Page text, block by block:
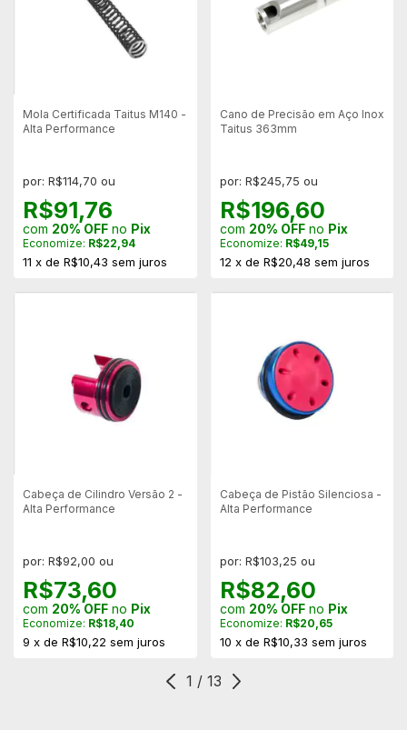
Mola Certificada Taitus M140 -
Alta Performance
por: R$114,70 ou
R$91,76
com 20% OFF no Pix
Economize: R$22,94
11 x de R$10,43 sem juros
Cano de Precisão em Aço Inox
Taitus 363mm
por: R$245,75 ou
R$196,60
com 20% OFFno Pix
Economize: R$49,15
12 x de R$20,48 sem juros
Cabeça de Cilindro Versão 2 -
Alta Performance
por: R$92,00 ou
R$73,60
com 20% OFF no Pix
Economize: R$18,40
9 x de R$10,22 sem juros
Cabeça de Pistão Silenciosa -
Alta Performance
por: R$103,25 ou
R$82,60
com 20% OFFno Pix
Economize: R$20,65
10 x de R$10,33 sem juros
1 / 13